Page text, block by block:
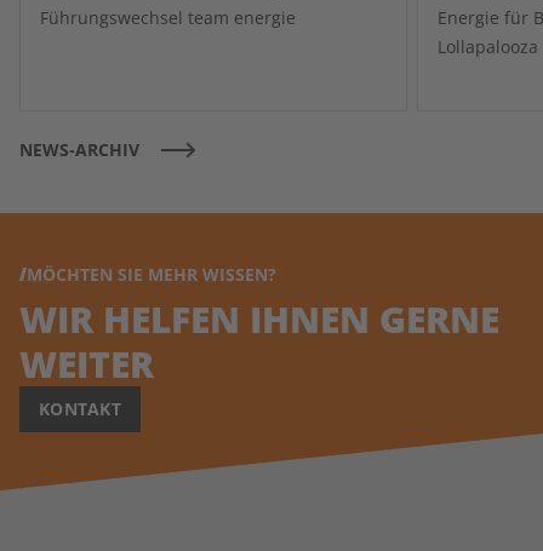
Führungswechsel team energie
Energie für
NEWS-ARCHIV
MÖCHTEN SIE MEHR WISSEN?
WIR HELFEN IHNEN GERNE
WEITER
KONTAKT